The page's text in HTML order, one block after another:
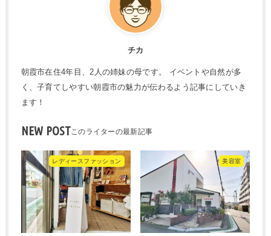
チカ
朝霞市在住4年目、2人の姉妹の母です。 イベントや自然が多
く、子育てしやすい朝霞市の魅力が伝わるよう記事にしていき
ます！
NEW POST
レディースファッション 美容室